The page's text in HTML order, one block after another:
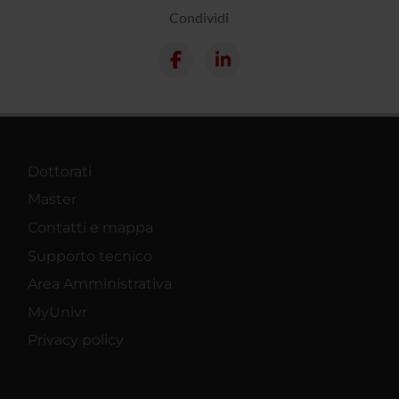
Condividi
Dottorati
Master
Contatti e mappa
Supporto tecnico
Area Amministrativa
MyUnivr
Privacy policy